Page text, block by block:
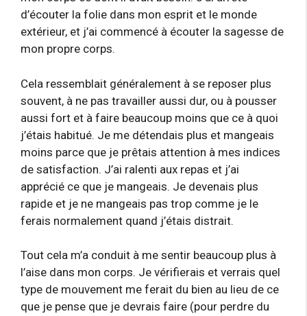
d’écouter la folie dans mon esprit et le monde
extérieur, et j’ai commencé à écouter la sagesse de
mon propre corps.
Cela ressemblait généralement à se reposer plus
souvent, à ne pas travailler aussi dur, ou à pousser
aussi fort et à faire beaucoup moins que ce à quoi
j’étais habitué. Je me détendais plus et mangeais
moins parce que je prêtais attention à mes indices
de satisfaction. J’ai ralenti aux repas et j’ai
apprécié ce que je mangeais. Je devenais plus
rapide et je ne mangeais pas trop comme je le
ferais normalement quand j’étais distrait.
Tout cela m’a conduit à me sentir beaucoup plus à
l’aise dans mon corps. Je vérifierais et verrais quel
type de mouvement me ferait du bien au lieu de ce
que je pense que je devrais faire (pour perdre du